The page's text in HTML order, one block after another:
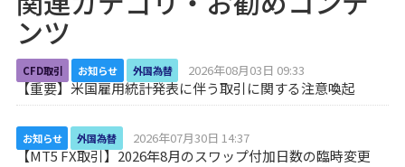
ンツ
CFD取引 お知らせ 外国為替 2026年08月03日 09:33
【重要】米国雇用統計発表に伴う取引に関する注意喚起
お知らせ 外国為替 2026年07月30日 14:37
【MT5 FX取引】2026年8月のスワップ付加日数の臨時変更